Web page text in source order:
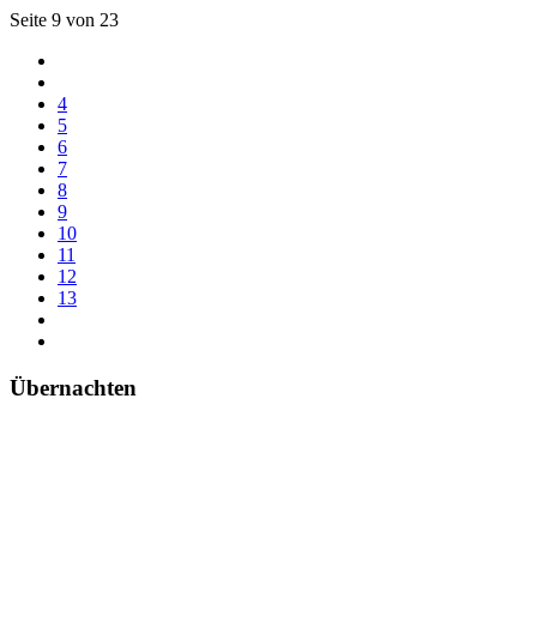
Seite 9 von 23
4
5
6
7
8
9
10
11
12
13
Übernachten